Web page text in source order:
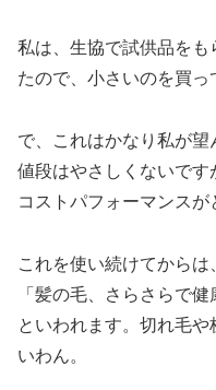
私は、生協で試供品をも
たので、小さいのを買っ
で、これはかなり私が望
値段はやさしくないです
コストパフォーマンスが
これを使い続けてから
「髪の毛、さらさらで健
といわれます。切れ毛
いわん。